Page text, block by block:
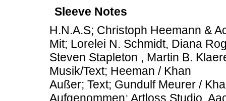
Sleeve Notes
H.N.A.S; Christoph Heemann &
Mit; Lorelei N. Schmidt, Diana
Steven Stapleton , Martin B.
Musik/Text; Heeman / Khan
Außer; Text; Gundulf Meurer /
Aufgenommen; Artloss Studio,